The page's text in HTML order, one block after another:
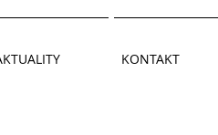
KONTAKT